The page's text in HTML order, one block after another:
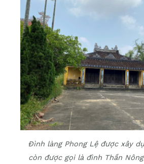
Đình làng Phong Lệ được xây
còn được gọi là đình Thần